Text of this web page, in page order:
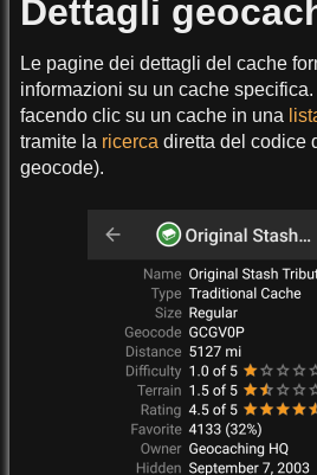
Dettagli
Le pagine dei dettagli del cache
informazioni su un cache
facendo clic su un cache in una
tramite la ricerca diretta del codice
geocode).